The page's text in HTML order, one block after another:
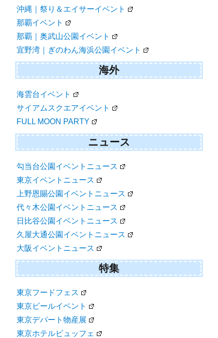
沖縄｜祭り＆エイサーイベント
那覇イベント
那覇｜奥武山公園イベント
宜野湾｜ぎのわん海浜公園イベント
海外
海雲台イベント
サイアムスクエアイベント
FULL MOON PARTY
ニュース
勾当台公園イベントニュース
東京イベントニュース
上野恩賜公園イベントニュース
代々木公園イベントニュース
日比谷公園イベントニュース
久屋大通公園イベントニュース
大阪イベントニュース
特集
東京フードフェス
東京ビールイベント
東京デパート物産展
東京ホテルビュッフェ